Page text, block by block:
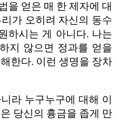
을 얻은 매 한 제자에 대
가 오히려 자신의 동수
하시는 게 아니다. 나는
지 않으면 정과를 얻을
한다. 이런 생명을 장차
라 누구누구에 대해 이
당신의 흉금을 좁게 만